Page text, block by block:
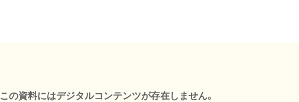
この資料にはデジタルコンテンツが存在しません。